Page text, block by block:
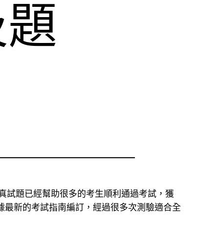
試題已經幫助很多的考生順利通過考試，獲
最新的考試指南編訂，經過很多次測驗適合全